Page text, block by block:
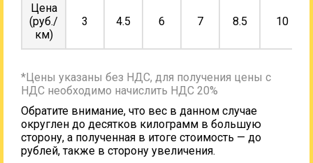
Цена
(руб./
км)
3 4.5 6 7 8.5 10
*Цены указаны без НДС, для получения цены с
НДС необходимо начислить НДС 20%
Обратите внимание, что вес в данном случае
округлен до десятков килограмм в большую
сторону, а полученная в итоге стоимость — до
рублей, также в сторону увеличения.